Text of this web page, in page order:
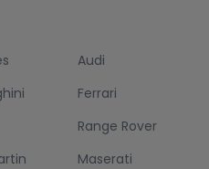
Audi
Ferrari
Range Rover
Maserati